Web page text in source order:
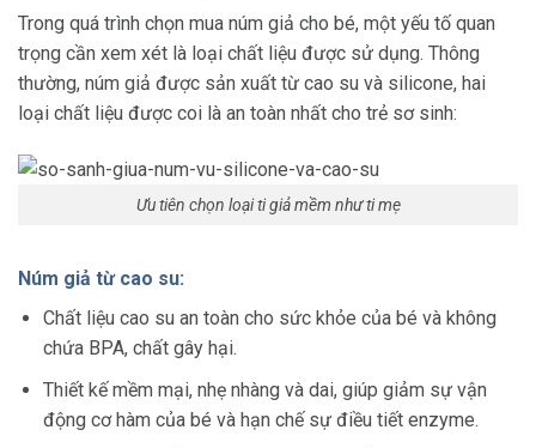
Trong quá trình chọn mua núm giả cho bé, một yếu tố quan
trọng cần xem xét là loại chất liệu được sử dụng. Thông
thường, núm giả được sản xuất từ cao su và silicone, hai
loại chất liệu được coi là an toàn nhất cho trẻ sơ sinh:
Ưu tiên chọn loại ti giả mềm như ti mẹ
Núm giả từ cao su:
Chất liệu cao su an toàn cho sức khỏe của bé và không
chứa BPA, chất gây hại.
Thiết kế mềm mại, nhẹ nhàng và dai, giúp giảm sự vận
động cơ hàm của bé và hạn chế sự điều tiết enzyme.